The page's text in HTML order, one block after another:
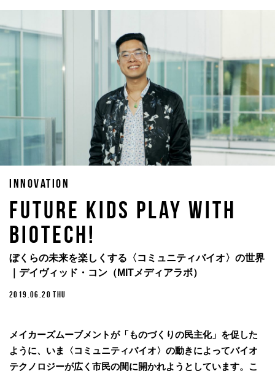
INNOVATION
FUTURE KIDS PLAY WITH
BIOTECH!
ぼくらの未来を楽しくする〈コミュニティバイオ〉の世界
｜デイヴィッド・コン（MITメディアラボ）
2019.06.20 THU
メイカーズムーブメントが「ものづくりの民主化」を促した
ように、いま〈コミュニティバイオ〉の動きによってバイオ
テクノロジーが広く市民の間に開かれようとしています。こ